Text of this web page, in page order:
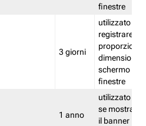
finestre
3 giorni
utilizzato per
registrare le
proporzioni
dimensioni
schermo e
finestre
1 anno
utilizzato per
se mostrare
il banner